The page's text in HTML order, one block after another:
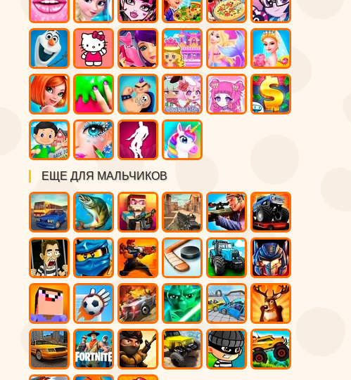
ЕЩЕ ДЛЯ МАЛЬЧИКОВ